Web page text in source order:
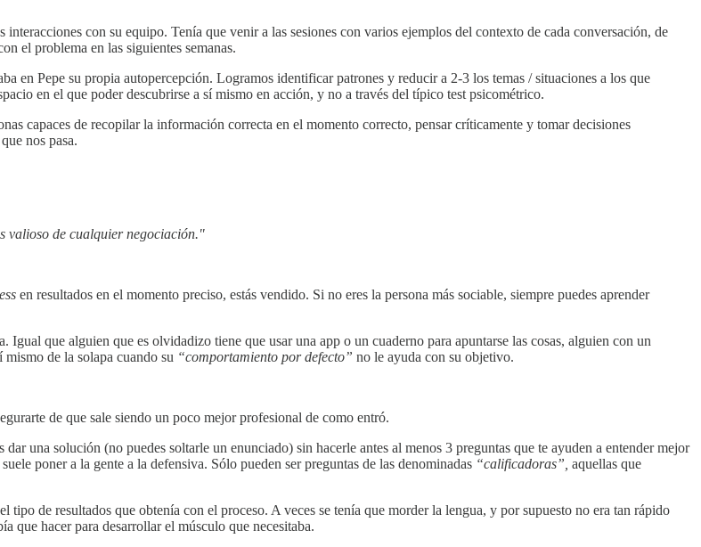
con su equipo. Tenía que venir a las sesiones con varios ejemplos del contexto de cada conversación, de
el problema en las siguientes semanas.
en Pepe su propia autopercepción. Logramos identificar patrones y reducir a 2-3 los temas / situaciones a los que
en el que poder descubrirse a sí mismo en acción, y no a través del típico test psicométrico.
capaces de recopilar la información correcta en el momento correcto, pensar críticamente y tomar decisiones
nos pasa.
valioso de cualquier negociación."
en resultados en el momento preciso, estás vendido. Si no eres la persona más sociable, siempre puedes aprender
que alguien que es olvidadizo tiene que usar una app o un cuaderno para apuntarse las cosas, alguien con un
mismo de la solapa cuando su “comportamiento por defecto” no le ayuda con su objetivo.
de que sale siendo un poco mejor profesional de como entró.
una solución (no puedes soltarle un enunciado) sin hacerle antes al menos 3 preguntas que te ayuden a entender mejor
suele poner a la gente a la defensiva. Sólo pueden ser preguntas de las denominadas “calificadoras”, aquellas que
tipo de resultados que obtenía con el proceso. A veces se tenía que morder la lengua, y por supuesto no era tan rápido
que hacer para desarrollar el músculo que necesitaba.